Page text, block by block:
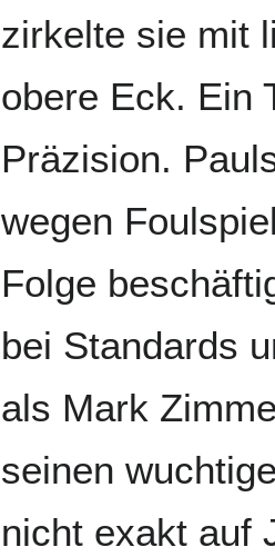
zirkelte sie mit
obere Eck. Ein
Präzision.
wegen
Folge
bei Standards
als Mark
seinen
nicht exakt auf